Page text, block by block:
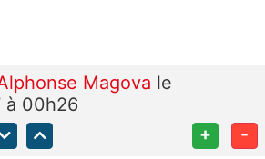
Magova le
à 00h26
+ -